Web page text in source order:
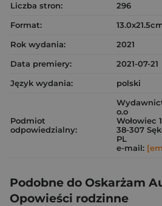
Liczba stron:
296
Format:
Rok wydania:
2021
Data premiery:
2021-07-21
Język wydania:
polski
Podmiot
odpowiedzialny:
o.o
Wołowiec
38-307
PL
e-mail:
Podobne do Oskarżam
Opowieści rodzinne